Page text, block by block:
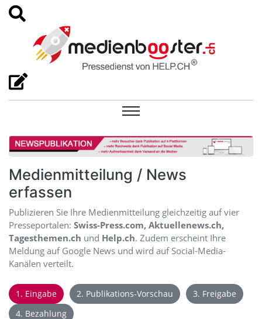
Medienmitteilung / News
erfassen
Publizieren Sie Ihre Medienmitteilung gleichzeitig auf vier
Presseportalen: Swiss-Press.com, Aktuellenews.ch,
Tagesthemen.ch und Help.ch. Zudem erscheint Ihre
Meldung auf Google News und wird auf Social-Media-
Kanälen verteilt.
1. Eingabe 2. Publikations-Vorschau
3. Freigabe
4. Bezahlung